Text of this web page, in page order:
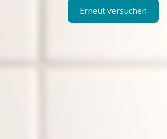
Erneut versuchen